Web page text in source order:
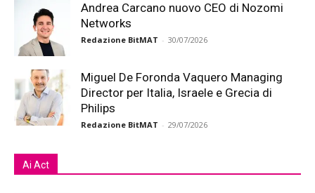
Andrea Carcano nuovo CEO di Nozomi
Networks
Redazione BitMAT - 30/07/2026
Miguel De Foronda Vaquero Managing
Director per Italia, Israele e Grecia di
Philips
Redazione BitMAT - 29/07/2026
Ai Act